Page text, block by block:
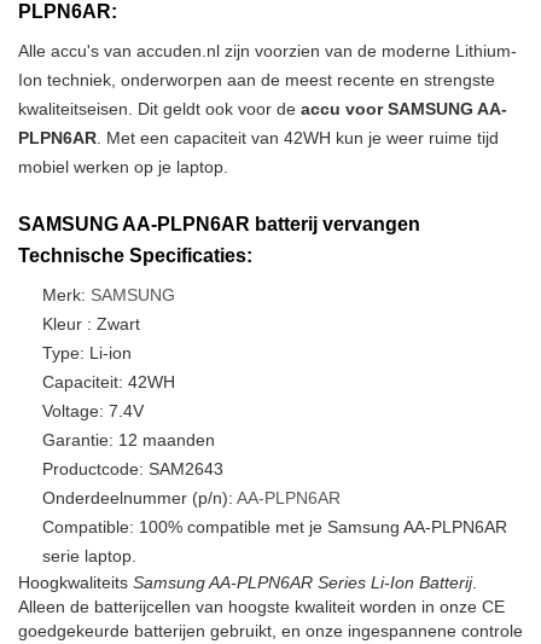
PLPN6AR:
Alle accu's van accuden.nl zijn voorzien van de moderne Lithium-
Ion techniek, onderworpen aan de meest recente en strengste
kwaliteitseisen. Dit geldt ook voor de accu voor SAMSUNG AA-
PLPN6AR . Met een capaciteit van 42WH kun je weer ruime tijd
mobiel werken op je laptop.
SAMSUNG AA-PLPN6AR batterij vervangen
Technische Specificaties:
Merk: SAMSUNG
Kleur : Zwart
Type: Li-ion
Capaciteit: 42WH
Voltage: 7.4V
Garantie: 12 maanden
Productcode: SAM2643
Onderdeelnummer (p/n): AA-PLPN6AR
Compatible: 100% compatible met je Samsung AA-PLPN6AR
serie laptop.
Hoogkwaliteits Samsung AA-PLPN6AR Series Li-Ion Batterij.
Alleen de batterijcellen van hoogste kwaliteit worden in onze CE
goedgekeurde batterijen gebruikt, en onze ingespannene controle